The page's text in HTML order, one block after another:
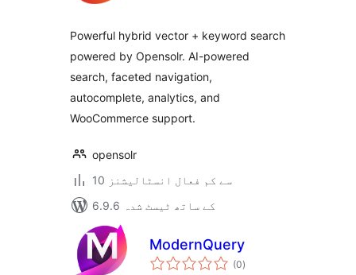
Powerful hybrid vector + keyword search
powered by Opensolr. AI-powered
search, faceted navigation,
autocomplete, analytics, and
WooCommerce support.
opensolr
10 سے کم فعال انسٹالیشنز
6.9.6 کے ساتھ ٹیسٹ شدہ
ModernQuery
(0مجموعی
درجہ
)